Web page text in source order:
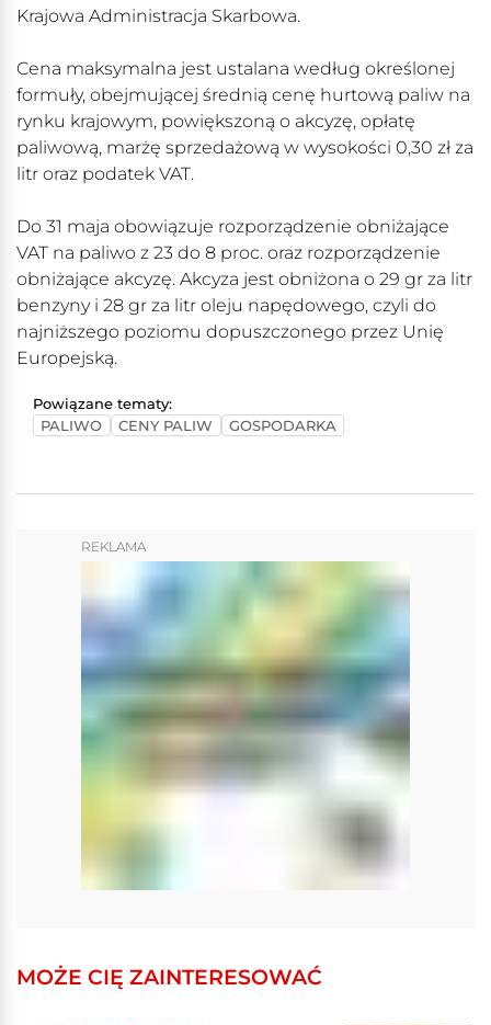
Krajowa Administracja Skarbowa.
Cena maksymalna jest ustalana według określonej
formuły, obejmującej średnią cenę hurtową paliw na
rynku krajowym, powiększoną o akcyzę, opłatę
paliwową, marżę sprzedażową w wysokości 0,30 zł za
litr oraz podatek VAT.
Do 31 maja obowiązuje rozporządzenie obniżające
VAT na paliwo z 23 do 8 proc. oraz rozporządzenie
obniżające akcyzę. Akcyza jest obniżona o 29 gr za litr
benzyny i 28 gr za litr oleju napędowego, czyli do
najniższego poziomu dopuszczonego przez Unię
Europejską.
Powiązane tematy:
PALIWO
CENY PALIW GOSPODARKA
REKLAMA
MOŻE CIĘ ZAINTERESOWAĆ